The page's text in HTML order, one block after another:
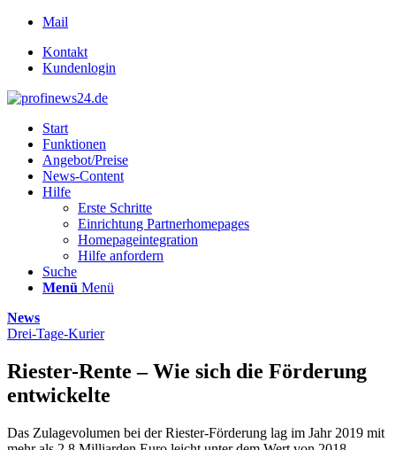
Mail
Kontakt
Kundenlogin
Start
Funktionen
Angebot/Preise
News-Content
Hilfe
Erste Schritte
Einrichtung Partnerhomepages
Homepageintegration
Hilfe anfordern
Suche
Menü Menü
News
Drei-Tage-Kurier
Riester-Rente – Wie sich die Förderung
entwickelte
Das Zulagevolumen bei der Riester-Förderung lag im Jahr 2019 mit